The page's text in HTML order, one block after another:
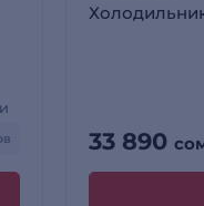
33 890